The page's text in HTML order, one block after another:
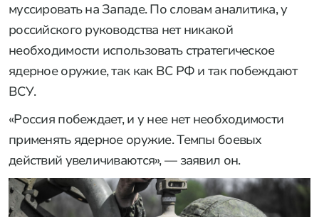
муссировать на Западе. По словам аналитика, у
российского руководства нет никакой
необходимости использовать стратегическое
ядерное оружие, так как ВС РФ и так побеждают
ВСУ.
«Россия побеждает, и у нее нет необходимости
применять ядерное оружие. Темпы боевых
действий увеличиваются», — заявил он.